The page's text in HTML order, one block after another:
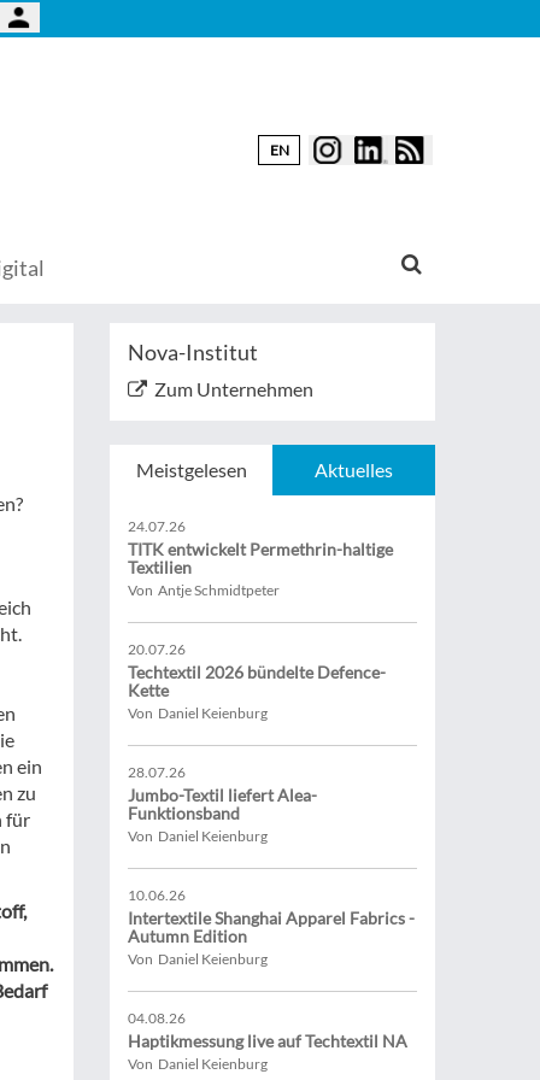
EN
ein
zu
für
Nova-Institut
Zum Unternehmen
Meistgelesen Aktuelles
24.07.26
TITK entwickelt Permethrin-haltige
Textilien
Von Antje Schmidtpeter
20.07.26
Techtextil 2026 bündelte Defence-
Kette
Von Daniel Keienburg
28.07.26
Jumbo-Textil liefert Alea-
Funktionsband
Von Daniel Keienburg
10.06.26
Intertextile Shanghai Apparel Fabrics -
Autumn Edition
Von Daniel Keienburg
04.08.26
Haptikmessung live auf Techtextil NA
Von Daniel Keienburg